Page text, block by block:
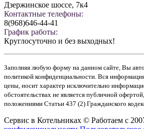
Дзержинское шоссе, 7к4
Контактные телефоны:
8(968)646-44-41
График работы:
Круглосуточно и без выходных!
Заполняя любую форму на данном сайте, Вы
политикой конфиденциальности. Вся
цены, носит характер исключительно
обстоятельствах не является публичной
положениями Статьи 437 (2) Гражданского
Сервис в Котельниках © Работаем с